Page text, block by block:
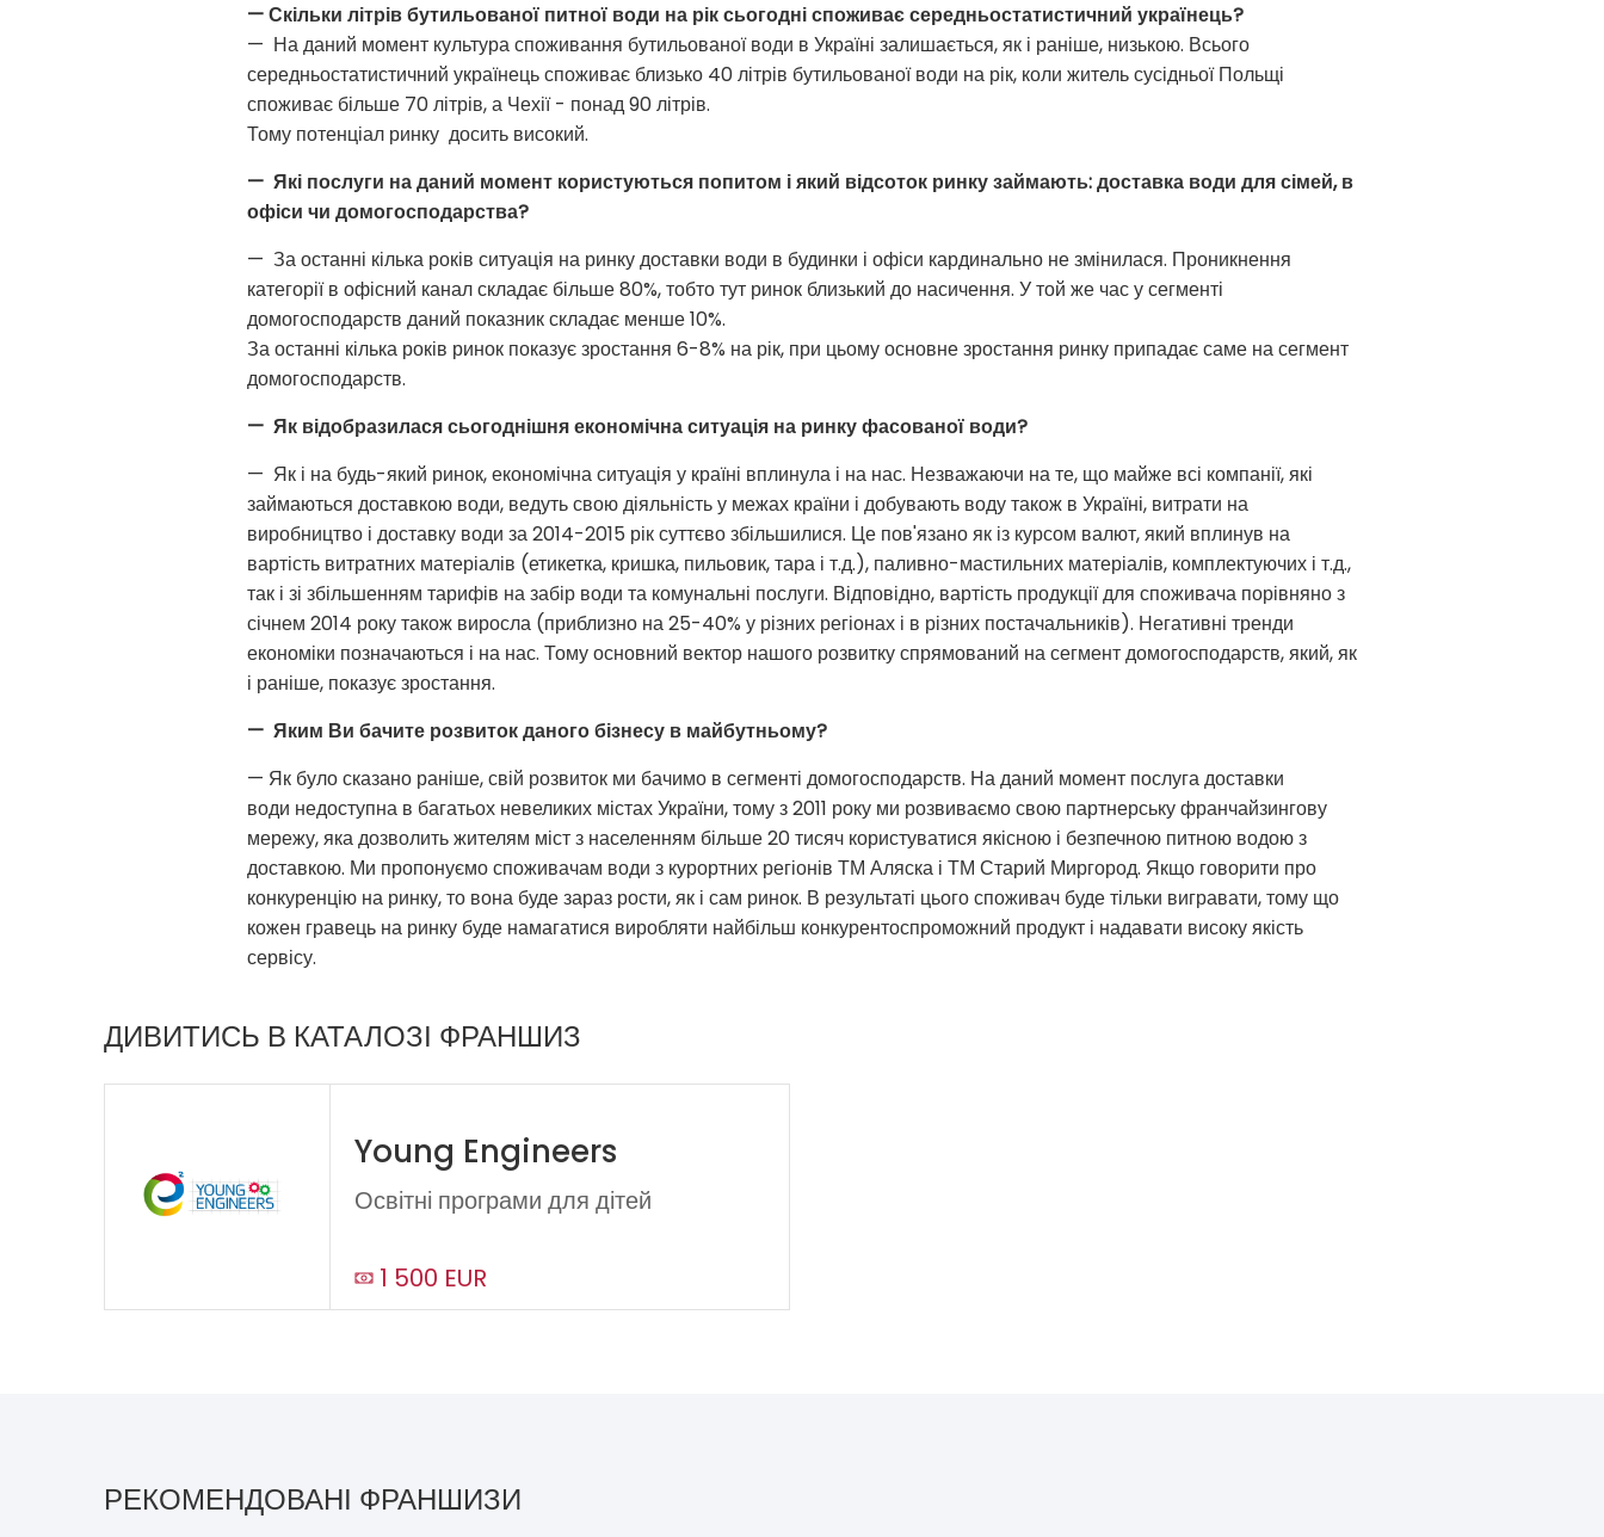
— Скільки літрів бутильованої питної води на рік сьогодні споживає середньостатистичний українець?
— На даний момент культура споживання бутильованої води в Україні залишається, як і раніше, низькою. Всього
середньостатистичний українець споживає близько 40 літрів бутильованої води на рік, коли житель сусідньої Польщі
споживає більше 70 літрів, а Чехії - понад 90 літрів.
Тому потенціал ринку досить високий.
— Які послуги на даний момент користуються попитом і який відсоток ринку займають: доставка води для сімей, в
офіси чи домогосподарства?
— За останні кілька років ситуація на ринку доставки води в будинки і офіси кардинально не змінилася. Проникнення
категорії в офісний канал складає більше 80%, тобто тут ринок близький до насичення. У той же час у сегменті
домогосподарств даний показник складає менше 10%.
За останні кілька років ринок показує зростання 6-8% на рік, при цьому основне зростання ринку припадає саме на сегмент
домогосподарств.
— Як відобразилася сьогоднішня економічна ситуація на ринку фасованої води?
— Як і на будь-який ринок, економічна ситуація у країні вплинула і на нас. Незважаючи на те, що майже всі компанії, які
займаються доставкою води, ведуть свою діяльність у межах країни і добувають воду також в Україні, витрати на
виробництво і доставку води за 2014-2015 рік суттєво збільшилися. Це пов'язано як із курсом валют, який вплинув на
вартість витратних матеріалів (етикетка, кришка, пильовик, тара і т.д.), паливно-мастильних матеріалів, комплектуючих і т.д.,
так і зі збільшенням тарифів на забір води та комунальні послуги. Відповідно, вартість продукції для споживача порівняно з
січнем 2014 року також виросла (приблизно на 25-40% у різних регіонах і в різних постачальників). Негативні тренди
економіки позначаються і на нас. Тому основний вектор нашого розвитку спрямований на сегмент домогосподарств, який, як
і раніше, показує зростання.
— Яким Ви бачите розвиток даного бізнесу в майбутньому?
— Як було сказано раніше, свій розвиток ми бачимо в сегменті домогосподарств. На даний момент послуга доставки
води недоступна в багатьох невеликих містах України, тому з 2011 року ми розвиваємо свою партнерську франчайзингову
мережу, яка дозволить жителям міст з населенням більше 20 тисяч користуватися якісною і безпечною питною водою з
доставкою. Ми пропонуємо споживачам води з курортних регіонів ТМ Аляска і ТМ Старий Миргород. Якщо говорити про
конкуренцію на ринку, то вона буде зараз рости, як і сам ринок. В результаті цього споживач буде тільки вигравати, тому що
кожен гравець на ринку буде намагатися виробляти найбільш конкурентоспроможний продукт і надавати високу якість
сервісу.
ДИВИТИСЬ В КАТАЛОЗІ ФРАНШИЗ
Young Engineers
Освітні програми для дітей
1 500 EUR
РЕКОМЕНДОВАНІ ФРАНШИЗИ